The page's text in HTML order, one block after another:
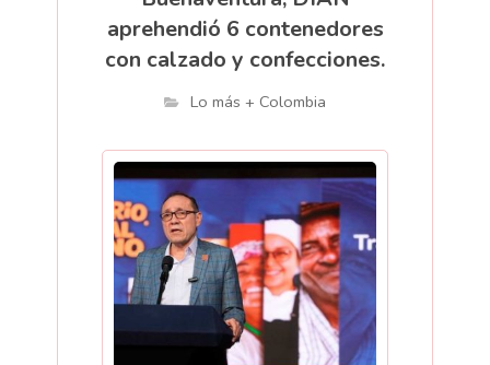
aprehendió 6 contenedores
con calzado y confecciones.
Lo más + Colombia